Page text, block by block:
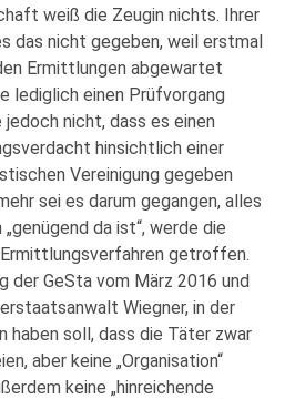
weiß die Zeugin nichts. Ihrer
das nicht gegeben, weil erstmal
Ermittlungen abgewartet
lediglich einen Prüfvorgang
nicht, dass es einen
hinsichtlich einer
Vereinigung gegeben
sei es darum gegangen, alles
da ist“, werde die
getroffen.
der GeSta vom März 2016 und
Wiegner, in der
haben soll, dass die Täter zwar
aber keine „Organisation“
keine „hinreichende